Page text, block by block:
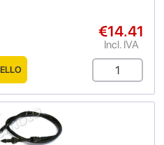
€14.41
Incl. IVA